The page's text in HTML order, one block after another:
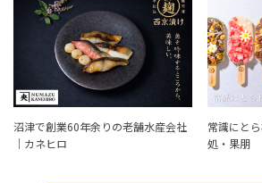
沼津で創業60年余りの老舗水産会社
｜カネヒロ
常識にと
処・果朋